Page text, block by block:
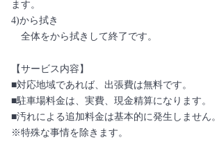
ます。
4)から拭き
全体をから拭きして終了です。
【サービス内容】
■対応地域であれば、出張費は無料です。
■駐車場料金は、実費、現金精算になります。
■汚れによる追加料金は基本的に発生しません。
※特殊な事情を除きます。